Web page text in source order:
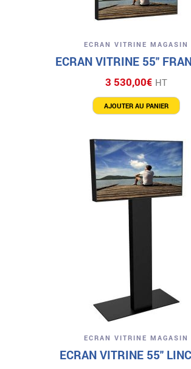
ECRAN VITRINE MAGASIN
ECRAN VITRINE 55″
3 530,00€ HT
AJOUTER AU PANIER
ECRAN VITRINE MAGASIN
ECRAN VITRINE 55″